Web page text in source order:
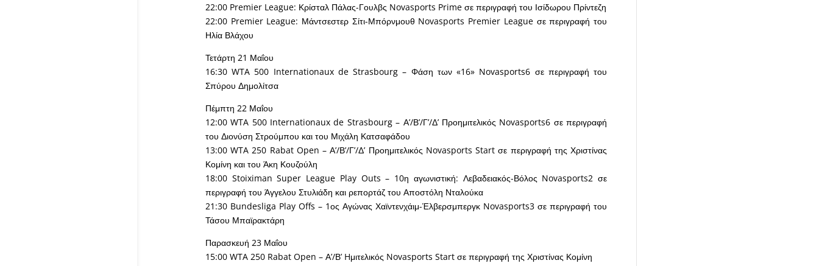
22:00 Premier League: Κρίσταλ Πάλας-Γουλβς Novasports Prime σε περιγραφή του Ισίδωρου Πρίντεζη
22:00 Premier League: Μάντσεστερ Σίτι-Μπόρνμουθ Novasports Premier League σε περιγραφή του
Ηλία Βλάχου
Τετάρτη 21 Μαΐου
16:30 WTA 500 Internationaux de Strasbourg – Φάση των «16» Novasports6 σε περιγραφή του
Σπύρου Δημολίτσα
Πέμπτη 22 Μαΐου
12:00 WTA 500 Internationaux de Strasbourg – Α’/Β’/Γ’/Δ’ Προημιτελικός Novasports6 σε περιγραφή
του Διονύση Στρούμπου και του Μιχάλη Κατσαφάδου
13:00 WTA 250 Rabat Open – Α’/Β’/Γ’/Δ’ Προημιτελικός Novasports Start σε περιγραφή της Χριστίνας
Κομίνη και του Άκη Κουζούλη
18:00 Stoiximan Super League Play Outs – 10η αγωνιστική: Λεβαδειακός-Βόλος Novasports2 σε
περιγραφή του Άγγελου Στυλιάδη και ρεπορτάζ του Αποστόλη Νταλούκα
21:30 Bundesliga Play Offs – 1ος Αγώνας Χαϊντενχάιμ-Έλβερσμπεργκ Novasports3 σε περιγραφή του
Τάσου Μπαϊρακτάρη
Παρασκευή 23 Μαΐου
15:00 WTA 250 Rabat Open – Α’/Β’ Hμιτελικός Novasports Start σε περιγραφή της Χριστίνας Κομίνη